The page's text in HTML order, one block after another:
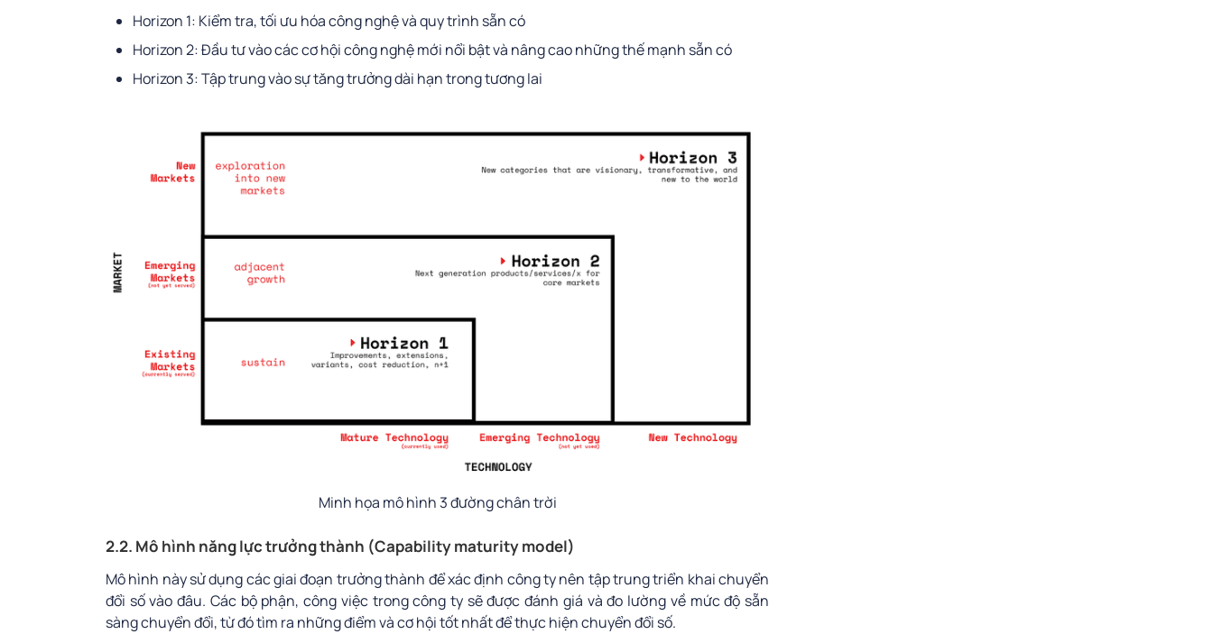
Horizon 1: Kiểm tra, tối ưu hóa công nghệ và quy trình sẵn có
Horizon 2: Đầu tư vào các cơ hội công nghệ mới nổi bật và nâng cao những thế mạnh sẵn có
Horizon 3: Tập trung vào sự tăng trưởng dài hạn trong tương lai
Minh họa mô hình 3 đường chân trời
2.2. Mô hình năng lực trưởng thành (Capability maturity model)
Mô hình này sử dụng các giai đoạn trưởng thành để xác định công ty nên tập trung triển khai chuyển
đổi số vào đâu. Các bộ phận, công việc trong công ty sẽ được đánh giá và đo lường về mức độ sẵn
sàng chuyển đổi, từ đó tìm ra những điểm và cơ hội tốt nhất để thực hiện chuyển đổi số.